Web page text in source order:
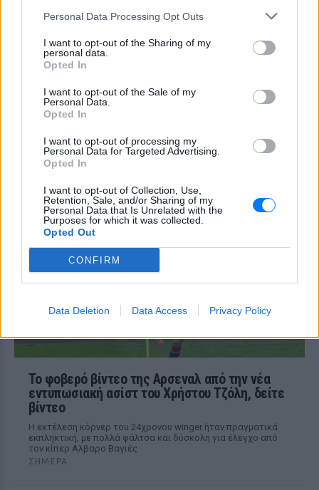
Personal Data Processing Opt Outs
I want to opt-out of the Sharing of my
personal data.
Opted In
I want to opt-out of the Sale of my
Personal Data.
Opted In
I want to opt-out of processing my
Personal Data for Targeted Advertising.
Opted In
I want to opt-out of Collection, Use,
Retention, Sale, and/or Sharing of my
Personal Data that Is Unrelated with the
Purposes for which it was collected.
Opted Out
CONFIRM
Data Deletion Data Access Privacy Policy
ΣΉΜΕΡΑ
drones, ψηφιακά εργαλεία και
καταγγελίες πολιτών, καθώς οι
Φωτιά στο Ρέθυμνο: Οι
θάλασσας» που με τα σκάφη
τους έσωσαν πάνω από 100
ανθρώπους
Καθοριστική ήταν η συμβολή τεσσάρων
ιδιωτών στη μεγάλη επιχείρηση
απομάκρυνσης πολιτών και επισκεπτών
περιοχές
Το φοβερό βίντεο της Αρσεναλ από την νέα
εντυπωσιακή ασίστ του Χρήστου Τζόλη, δείτε
βίντεο
Η εκτέλεση κόρνερ του 24χρονου winger ήταν πραγματικά
εκπληκτική, με πολλά φάλτσα και δύσκολη για έλεγχο από
τον κίπερ Αλβαρο Βαγιές
ΣΉΜΕΡΑ